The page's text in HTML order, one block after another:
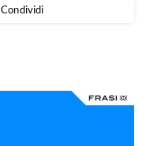
Condividi